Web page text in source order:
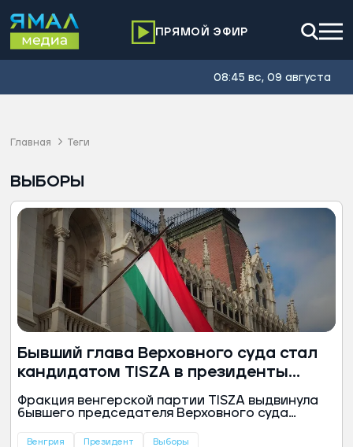
ПРЯМОЙ ЭФИР
08:45 вс, 09 августа
Главная Теги
ВЫБОРЫ
Бывший глава Верховного суда стал
кандидатом TISZA в президенты
Венгрии
Фракция венгерской партии TISZA выдвинула
бывшего председателя Верховного суда
президента страны. Решение было принято
Венгрия Президент Выборы